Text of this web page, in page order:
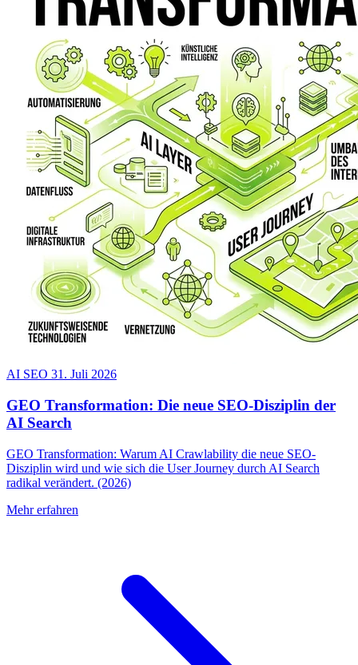
AI SEO 31. Juli 2026
GEO Transformation: Die neue SEO-Disziplin der
AI Search
GEO Transformation: Warum AI Crawlability die neue SEO-
Disziplin wird und wie sich die User Journey durch AI Search
radikal verändert. (2026)
Mehr erfahren